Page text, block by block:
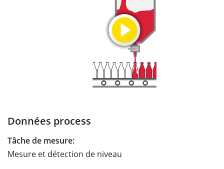
Données process
Tâche de mesure:
Mesure et détection de niveau